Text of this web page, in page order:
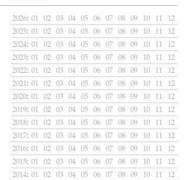
2026: 01 02 03 04 05 06 07 08 09 10 11
12
2025: 01 02 03 04 05 06 07 08 09 10 11
12
2024: 01 02 03 04 05 06 07 08 09 10 11
12
2023: 01 02 03 04 05 06 07 08 09 10 11
12
2022: 01 02 03 04 05 06 07 08 09 10 11
12
2021: 01 02 03 04 05 06 07 08 09 10 11
12
2020: 01 02 03 04 05 06 07 08 09 10 11
12
2019: 01 02 03 04 05 06 07 08 09 10 11
12
2018: 01 02 03 04 05 06 07 08 09 10 11
12
2017: 01 02 03 04 05 06 07 08 09 10 11
12
2016: 01 02 03 04 05 06 07 08 09 10 11
12
2015: 01 02 03 04 05 06 07 08 09 10 11
12
2014: 01 02 03 04 05 06 07 08 09 10 11
12